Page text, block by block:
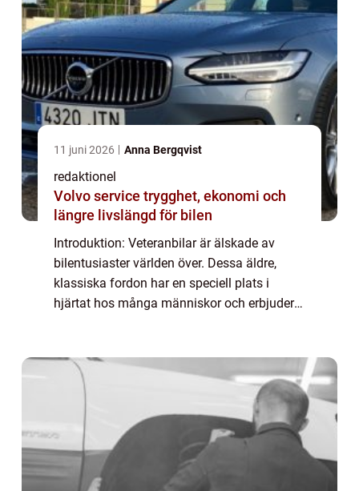
11 juni 2026 Anna Bergqvist
redaktionel
Volvo service trygghet, ekonomi och
längre livslängd för bilen
Introduktion: Veteranbilar är älskade av
bilentusiaster världen över. Dessa äldre,
klassiska fordon har en speciell plats i
hjärtat hos många människor och erbjuder